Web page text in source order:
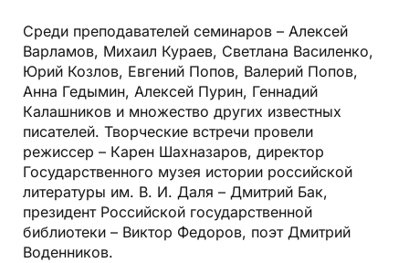
Среди преподавателей семинаров – Алексей
Варламов, Михаил Кураев, Светлана Василенко,
Юрий Козлов, Евгений Попов, Валерий Попов,
Анна Гедымин, Алексей Пурин, Геннадий
Калашников и множество других известных
писателей. Творческие встречи провели
режиссер – Карен Шахназаров, директор
Государственного музея истории российской
литературы им. В. И. Даля – Дмитрий Бак,
президент Российской государственной
библиотеки – Виктор Федоров, поэт Дмитрий
Воденников.